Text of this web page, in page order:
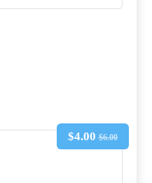
$6.00
$4.00